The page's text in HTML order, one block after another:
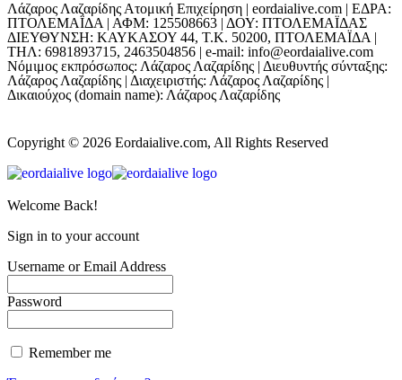
Λάζαρος Λαζαρίδης Ατομική Επιχείρηση | eordaialive.com | ΕΔΡΑ:
ΠΤΟΛΕΜΑΪΔΑ | ΑΦΜ: 125508663 | ΔΟΥ: ΠΤΟΛΕΜΑΪΔΑΣ
ΔΙΕΥΘΥΝΣΗ: ΚΑΥΚΑΣΟΥ 44, Τ.Κ. 50200, ΠΤΟΛΕΜΑΪΔΑ |
ΤΗΛ: 6981893715, 2463504856 | e-mail: info@eordaialive.com
Νόμιμος εκπρόσωπος: Λάζαρος Λαζαρίδης | Διευθυντής σύνταξης:
Λάζαρος Λαζαρίδης | Διαχειριστής: Λάζαρος Λαζαρίδης |
Δικαιούχος (domain name): Λάζαρος Λαζαρίδης
Copyright © 2026 Eordaialive.com, All Rights Reserved
Welcome Back!
Sign in to your account
Username or Email Address
Password
Remember me